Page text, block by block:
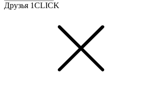
Друзья 1CLICK